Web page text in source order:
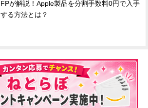
FPが解説！Apple製品を分割手数料0円で入手
する方法とは？